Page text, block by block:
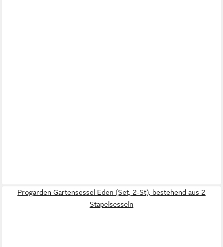
Progarden Gartensessel Eden (Set, 2-St), bestehend aus 2
Stapelsesseln